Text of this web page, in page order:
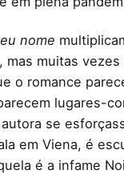
nome
mas muitas
o romance
lugares-
se
em Viena, é
é a infame